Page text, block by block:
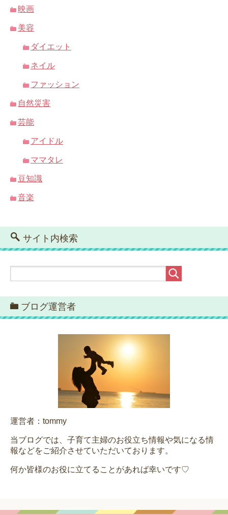
映画
美容
ダイエット
ネイル
ファッション
自然災害
芸能
アイドル
ママタレ
豆知識
音楽
サイト内検索
ブログ運営者
運営者：tommy
当ブログでは、子育て主婦のお役立ち情報や気になる情
報などをご紹介させていただいております。
何か皆様のお役に立てることがあれば幸いです♡